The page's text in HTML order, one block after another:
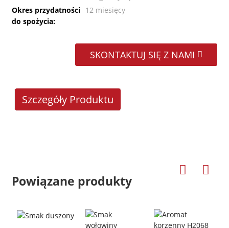
Okres przydatności
do spożycia:
12 miesięcy
SKONTAKTUJ SIĘ Z NAMI
Szczegóły Produktu
Powiązane produkty